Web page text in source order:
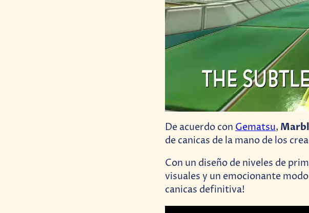
De acuerdo con Gematsu,
de canicas de la mano de los
Con un diseño de niveles de
visuales y un emocionante
canicas definitiva!